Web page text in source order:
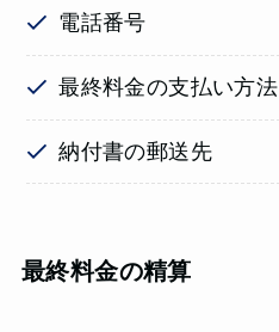
電話番号
最終料金の支払い方法
納付書の郵送先
最終料金の精算